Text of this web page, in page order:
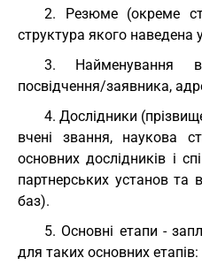
2. Резюме (окреме
структура якого наведена
3. Найменування
посвідчення/заявника,
4. Дослідники
вчені звання, наукова
основних дослідників і
партнерських установ та
баз).
5. Основні етапи -
для таких основних етапів: